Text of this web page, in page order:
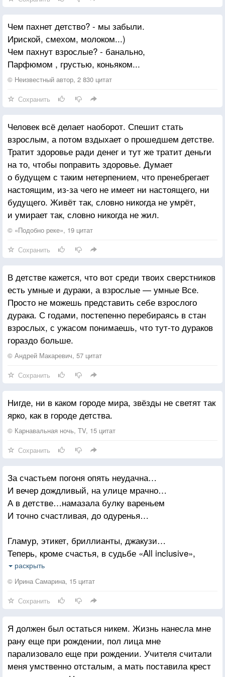
Чем пахнет детство? - мы забыли.
Ириской, смехом, молоком...)
Чем пахнут взрослые? - банально,
Парфюмом , грустью, коньяком...
© Неизвестный автор, 2 830 цитат
Сохранить
Человек всё делает наоборот. Спешит стать
взрослым, а потом вздыхает о прошедшем детстве.
Тратит здоровье ради денег и тут же тратит деньги
на то, чтобы поправить здоровье. Думает
о будущем с таким нетерпением, что пренебрегает
настоящим, из-за чего не имеет ни настоящего, ни
будущего. Живёт так, словно никогда не умрёт,
и умирает так, словно никогда не жил.
© «Подобно реке», 19 цитат
Сохранить
В детстве кажется, что вот среди твоих сверстников
есть умные и дураки, а взрослые — умные Все.
Просто не можешь представить себе взрослого
дурака. С годами, постепенно перебираясь в стан
взрослых, с ужасом понимаешь, что тут-то дураков
гораздо больше.
© Андрей Макаревич, 57 цитат
Сохранить
Нигде, ни в каком городе мира, звёзды не светят так
ярко, как в городе детства.
© Карнавальная ночь, TV, 15 цитат
Сохранить
За счастьем погоня опять неудачна…
И вечер дождливый, на улице мрачно…
А в детстве…намазала булку вареньем
И точно счастливая, до одуренья…
Гламур, этикет, бриллианты, джакузи…
Теперь, кроме счастья, в судьбе «All inclusive»,
А в детстве с подсолнуха семечки ела,
И счастью, казалось, не будет предела…
Мы стали похожи на клоунов очень…
У каждого грим, что снаружи хохочет…
А в детстве… лишь солнце с небес пробивалось
И сердце счастливое так улыбалось…
Людей отбираем, как в «Золушке» гречку…
раскрыть
© Ирина Самарина, 15 цитат
Сохранить
Я должен был остаться никем. Жизнь нанесла мне
рану еще при рождении, пол лица мне
парализовало еще при рождении. Учителя считали
меня умственно отсталым, а мать поставила крест